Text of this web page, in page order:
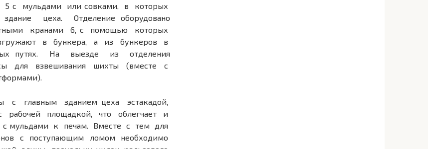
5 с мульдами или совками, в которых
цеха. Отделение оборудовано
кранами 6, с помощью которых
в бункера, а из бункеров в
путях. На выезде из отделения
для взвешивания шихты (вместе с
с главным зданием цеха эстакадой,
площадкой, что облегчает и
с мульдами к печам. Вместе с тем для
с поступающим ломом необходимо